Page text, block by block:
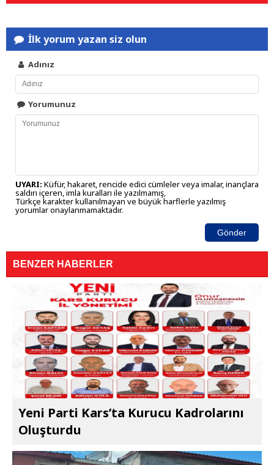
İlk yorum yazan siz olun
Adınız
Yorumunuz
UYARI: Küfür, hakaret, rencide edici cümleler veya imalar, inançlara
saldırı içeren, imla kuralları ile yazılmamış,
Türkçe karakter kullanılmayan ve büyük harflerle yazılmış
yorumlar onaylanmamaktadır.
Gönder
BENZER HABERLER
Yeni Parti Kars’ta Kurucu Kadrolarını
Oluşturdu